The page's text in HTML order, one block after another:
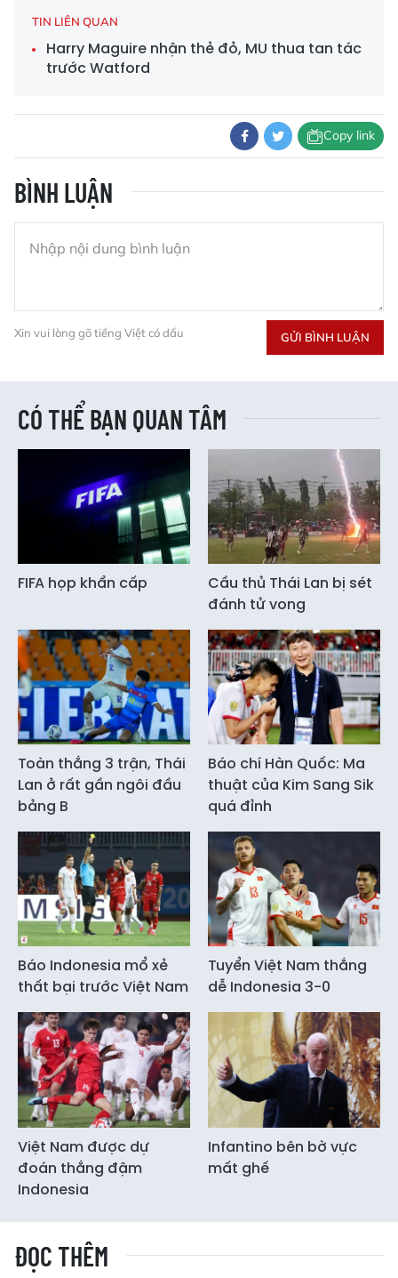
TIN LIÊN QUAN
Harry Maguire nhận thẻ đỏ, MU thua tan tác
trước Watford
Copy link
BÌNH LUẬN
Xin vui lòng gõ tiếng Việt có dấu GỬI BÌNH LUẬN
CÓ THỂ BẠN QUAN TÂM
FIFA họp khẩn cấp
Cầu thủ Thái Lan bị sét
đánh tử vong
Toàn thắng 3 trận, Thái
Lan ở rất gần ngôi đầu
bảng B
Báo chí Hàn Quốc: Ma
thuật của Kim Sang Sik
quá đỉnh
Báo Indonesia mổ xẻ
thất bại trước Việt Nam
Tuyển Việt Nam thắng
dễ Indonesia 3-0
Việt Nam được dự
đoán thắng đậm
Indonesia
Infantino bên bờ vực
mất ghế
ĐỌC THÊM